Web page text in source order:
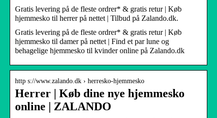
Gratis levering på de fleste ordrer* & gratis retur | Køb
hjemmesko til herrer på nettet | Tilbud på Zalando.dk.
Gratis levering på de fleste ordrer* & gratis retur | Køb
hjemmesko til damer på nettet | Find et par lune og
behagelige hjemmesko til kvinder online på Zalando.dk
http s://www.zalando.dk › herresko-hjemmesko
Herrer | Køb dine nye hjemmesko
online | ZALANDO